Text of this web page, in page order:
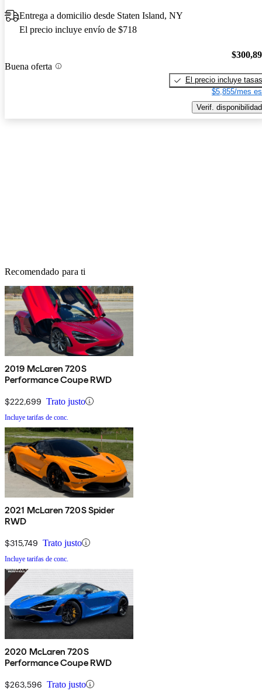
Entrega a domicilio desde Staten Island, NY
El precio incluye envío de $718
Buena oferta
El precio incluye tasas
$5,855/mes
Verif. disponibilidad
Recomendado para ti
2019 McLaren 720S
Performance Coupe RWD
$222,699 Trato justo
Incluye tarifas de conc.
2021 McLaren 720S Spider
RWD
$315,749 Trato justo
Incluye tarifas de conc.
2020 McLaren 720S
Performance Coupe RWD
$263,596 Trato justo